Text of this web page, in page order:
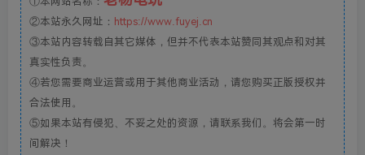
②本站永久网址： https://www.fuyej.cn
③本站内容转载自其它媒体，但并不代表本站赞同其观点和对其
真实性负责。
④若您需要商业运营或用于其他商业活动，请您购买正版授权并
合法使用。
⑤如果本站有侵犯、不妥之处的资源，请联系我们。将会第一时
间解决！